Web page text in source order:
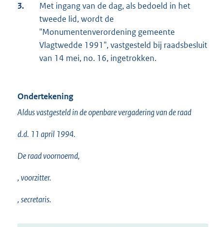
3.
Met ingang van de dag, als bedoeld in het
tweede lid, wordt de
"Monumentenverordening gemeente
Vlagtwedde 1991", vastgesteld bij raadsbesluit
van 14 mei, no. 16, ingetrokken.
Ondertekening
Aldus vastgesteld in de openbare vergadering van de raad
d.d. 11 april 1994.
De raad voornoemd,
, voorzitter.
, secretaris.